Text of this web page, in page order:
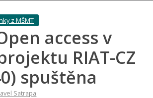
z MŠMT
access v
RIAT-CZ
spuštěna
Satrapa